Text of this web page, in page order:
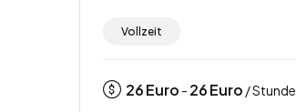
Vollzeit
26Euro - 26Euro / Stunde